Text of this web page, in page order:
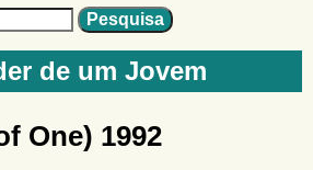
de um Jovem
One) 1992